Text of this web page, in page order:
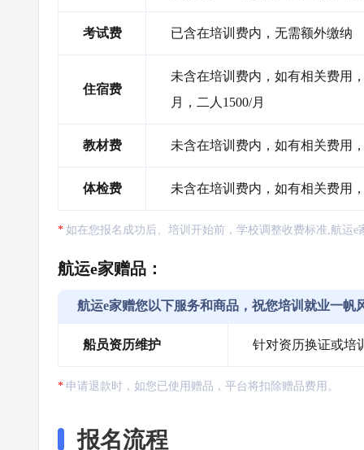
考试费 已含在培训费内，无需额外缴纳
住宿费
未含在培训费内，如有相关费用
月，二人1500/月
教材费 未含在培训费内，如有相关费用
体检费 未含在培训费内，如有相关费用
如在您报名成功后、培训开始前，学校调整收费标准,航运
航运e家赠品：
航运e家赠您以下服务和商品，祝您培训就业一帆
船员资历维护 针对资历换证或培
申请退款时，如您已使用赠品，平台将扣除赠品费用。
报名流程